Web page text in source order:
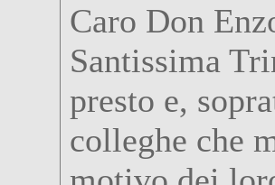
Caro Don
Santissima
presto e,
colleghe che